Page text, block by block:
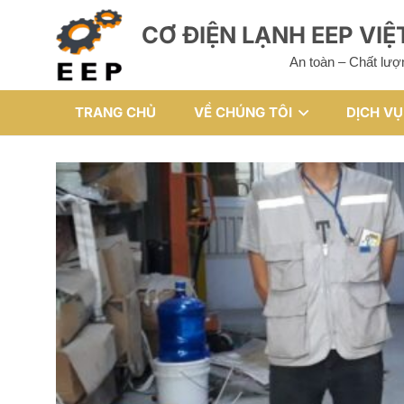
CƠ ĐIỆN LẠNH EEP
An toàn – Chất
TRANG CHỦ VỀ CHÚNG TÔI DỊCH VỤ